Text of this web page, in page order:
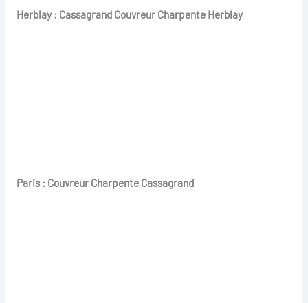
Herblay : Cassagrand Couvreur Charpente Herblay
Paris : Couvreur Charpente Cassagrand